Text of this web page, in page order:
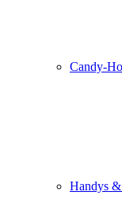
Candy-
Handys